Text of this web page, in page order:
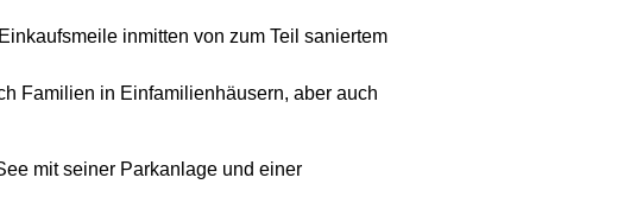
inmitten von zum Teil saniertem
Familien in Einfamilienhäusern, aber auch
mit seiner Parkanlage und einer